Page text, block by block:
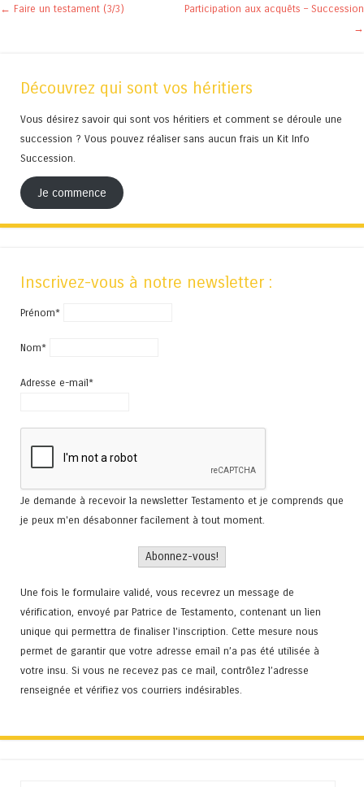
Navigation des articles
← Faire un testament (3/3)
Participation aux acquêts – Succession
→
Découvrez qui sont vos héritiers
Vous désirez savoir qui sont vos héritiers et comment se déroule une
succession ? Vous pouvez réaliser sans aucun frais un Kit Info
Succession.
Je commence
Inscrivez-vous à notre newsletter :
Prénom*
Nom*
Adresse e-mail*
Je demande à recevoir la newsletter Testamento et je comprends que
je peux m'en désabonner facilement à tout moment.
Une fois le formulaire validé, vous recevrez un message de
vérification, envoyé par Patrice de Testamento, contenant un lien
unique qui permettra de finaliser l'inscription. Cette mesure nous
permet de garantir que votre adresse email n’a pas été utilisée à
votre insu. Si vous ne recevez pas ce mail, contrôlez l’adresse
renseignée et vérifiez vos courriers indésirables.